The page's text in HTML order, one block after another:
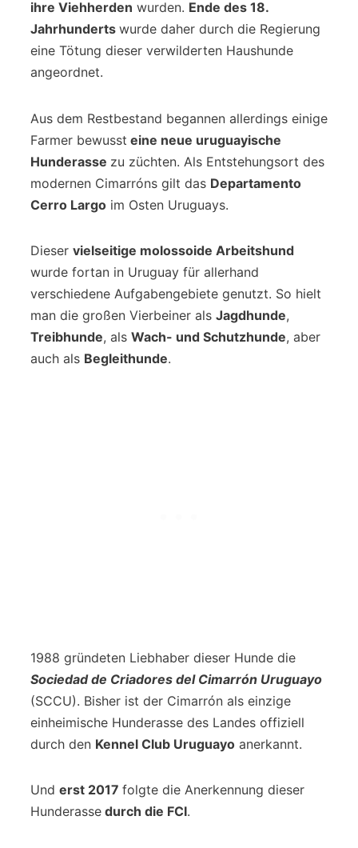
ihre Viehherden wurden. Ende des 18.
Jahrhunderts wurde daher durch die Regierung
eine Tötung dieser verwilderten Haushunde
angeordnet.
Aus dem Restbestand begannen allerdings einige
Farmer bewusst eine neue uruguayische
Hunderasse zu züchten. Als Entstehungsort des
modernen Cimarróns gilt das Departamento
Cerro Largo im Osten Uruguays.
Dieser vielseitige molossoide Arbeitshund
wurde fortan in Uruguay für allerhand
verschiedene Aufgabengebiete genutzt. So hielt
man die großen Vierbeiner als Jagdhunde,
Treibhunde, als Wach- und Schutzhunde, aber
auch als Begleithunde.
1988 gründeten Liebhaber dieser Hunde die
Sociedad de Criadores del Cimarrón Uruguayo
(SCCU). Bisher ist der Cimarrón als einzige
einheimische Hunderasse des Landes offiziell
durch den Kennel Club Uruguayo anerkannt.
Und erst 2017 folgte die Anerkennung dieser
Hunderasse durch die FCI.